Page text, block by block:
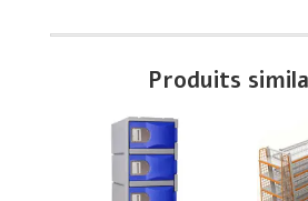
Produits